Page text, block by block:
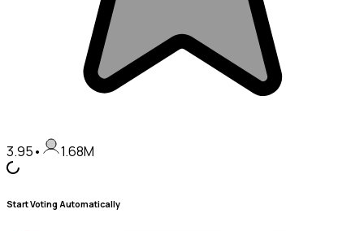
3.95• 1.68M
Start Voting Automatically